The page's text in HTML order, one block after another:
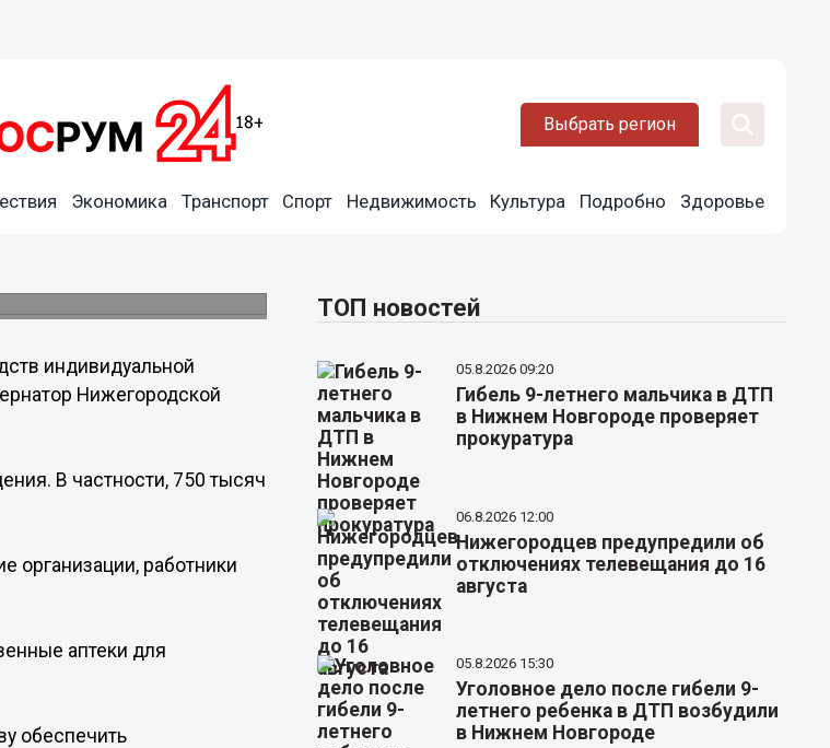
Выбрать регион
Экономика Транспорт Спорт Недвижимость Культура Подробно Здоровье
индивидуальной
Нижегородской
В частности, 750 тысяч
организации, работники
аптеки для
обеспечить
ТОП новостей
05.8.2026 09:20
Гибель 9-летнего мальчика в ДТП
в Нижнем Новгороде проверяет
прокуратура
06.8.2026 12:00
Нижегородцев предупредили об
отключениях телевещания до 16
августа
05.8.2026 15:30
Уголовное дело после гибели 9-
летнего ребенка в ДТП возбудили
в Нижнем Новгороде